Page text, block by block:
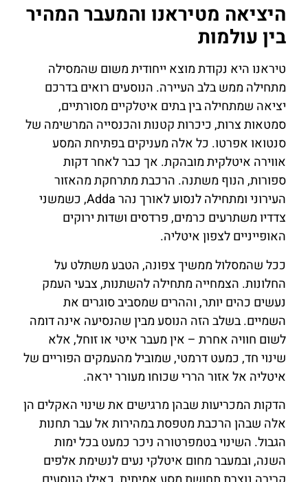
היציאה מטיראנו והמעבר המהיר
בין עולמות
טיראנו היא נקודת מוצא ייחודית משום שהמסילה
מתחילה ממש בלב העיירה. הנוסעים רואים בדרכם
יציאה שמתחילה בין בתים איטלקיים מסורתיים,
סמטאות צרות, כיכרות קטנות והכנסייה המרשימה של
סנטואו אפרטו. כל אלה מעניקים בפתיחת המסע
אווירה איטלקית מובהקת. אך כבר לאחר דקות
ספורות, הנוף משתנה. הרכבת מתרחקת מהאזור
העירוני ומתחילה לנסוע לאורך נהר Adda, כשמשני
צדדיו משתרעים כרמים, פרדסים ושדות ירוקים
האופייניים לצפון איטליה.
ככל שהמסלול ממשיך צפונה, הטבע משתלט על
החלונות. הצמחייה מתחילה להשתנות, צבעי העמק
נעשים כהים יותר, וההרים שמסביב סוגרים את
השמיים. בשלב הזה הנוסע מבין שהנסיעה אינה דומה
לשום חוויה אחרת – אין מעבר איטי או זוחל, אלא
שינוי חד, כמעט דרמטי, שמוביל מהעמקים הפוריים של
איטליה אל אזור הררי שכוחו מעורר יראה.
הדקות המכריעות שבהן מרגישים את שינוי האקלים הן
אלה שבהן הרכבת מטפסת במהירות אל עבר תחנות
הגבול. השינוי בטמפרטורה ניכר כמעט בכל ימות
השנה, ובמעבר מחום איטלקי נעים לנשימת אלפים